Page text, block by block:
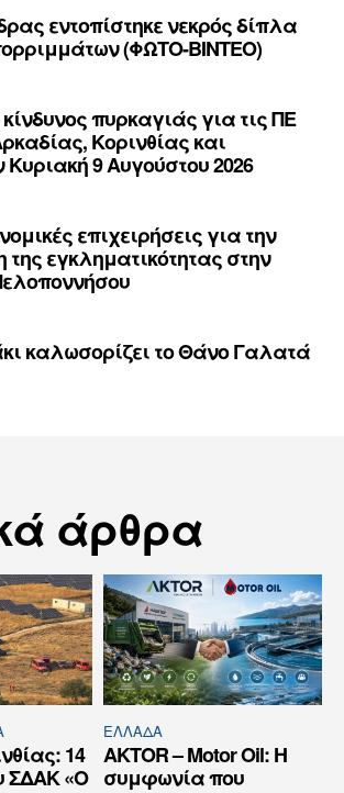
εντοπίστηκε νεκρός δίπλα
(ΦΩΤΟ-ΒΙΝΤΕΟ)
πυρκαγιάς για τις ΠΕ
Κορινθίας και
9 Αυγούστου 2026
επιχειρήσεις για την
της εγκληματικότητας στην
καλωσορίζει το Θάνο Γαλατά
άρθρα
14
ΣΔΑΚ «Ο
ΕΛΛΆΔΑ
AKTOR – Motor Oil: Η
συμφωνία που